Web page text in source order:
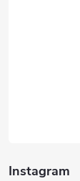
Instagram